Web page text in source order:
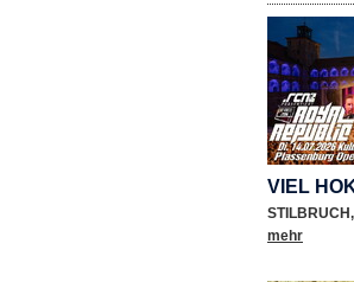
VIEL
STILBRUCH,
mehr